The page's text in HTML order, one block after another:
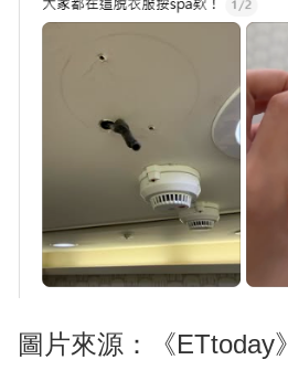
圖片來源：《ETtoday》